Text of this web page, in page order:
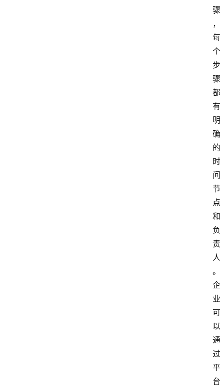
骤
，
每
个
步
骤
都
有
明
确
的
时
间
节
点
和
负
责
人
。
企
业
可
以
通
过
平
台